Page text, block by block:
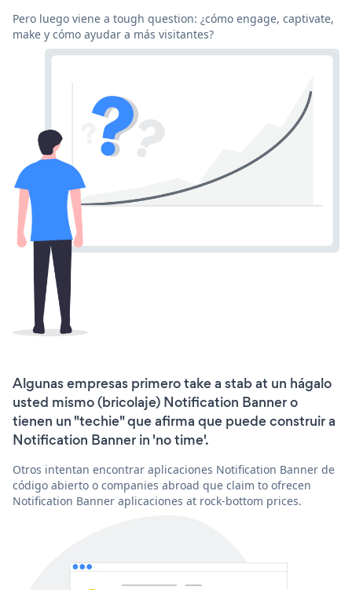
Pero luego viene a tough question: ¿cómo engage, captivate,
make y cómo ayudar a más visitantes?
Algunas empresas primero take a stab at un hágalo
usted mismo (bricolaje) Notification Banner o
tienen un "techie" que afirma que puede construir a
Notification Banner in 'no time'.
Otros intentan encontrar aplicaciones Notification Banner de
código abierto o companies abroad que claim to ofrecen
Notification Banner aplicaciones at rock-bottom prices.